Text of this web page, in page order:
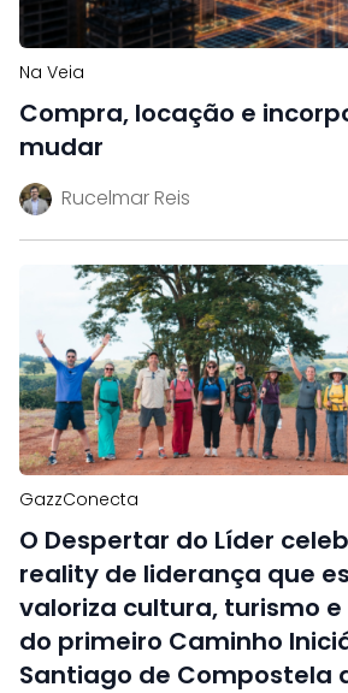
Na Veia
Compra, locação e
mudar
Rucelmar Reis
GazzConecta
O Despertar do Líder
reality de liderança que
valoriza cultura, turismo
do primeiro Caminho
Santiago de Compostela